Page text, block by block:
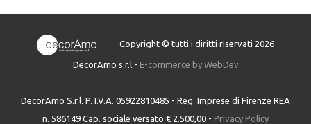
Copyright © tutti i diritti riservati 2026
DecorAmo s.r.l - E-commerce by WebDev
DecorAmo S.r.l. P. I.V.A. 05922810485 - Reg. Imprese di Firenze REA
n. 586149 Cap. sociale versato € 2.500,00 - Privacy Policy